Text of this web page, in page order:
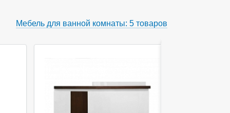
Мебель для ванной комнаты: 5 товаров